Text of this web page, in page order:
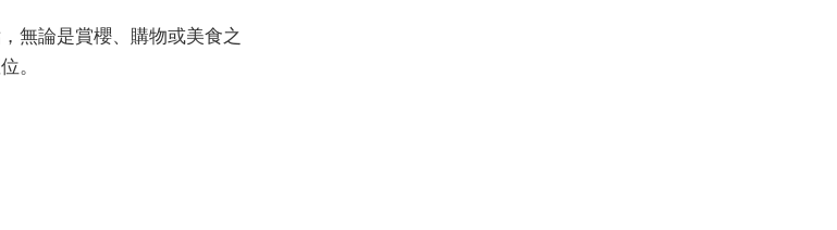
無論是賞櫻、購物或美食之
。